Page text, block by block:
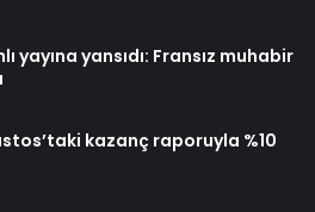
yayına yansıdı: Fransız muhabir
kazanç raporuyla %10